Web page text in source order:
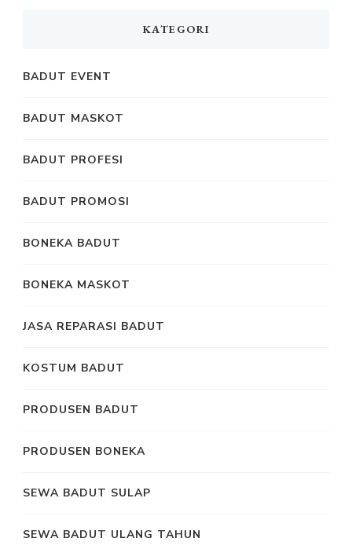
KATEGORI
BADUT EVENT
BADUT MASKOT
BADUT PROFESI
BADUT PROMOSI
BONEKA BADUT
BONEKA MASKOT
JASA REPARASI BADUT
KOSTUM BADUT
PRODUSEN BADUT
PRODUSEN BONEKA
SEWA BADUT SULAP
SEWA BADUT ULANG TAHUN